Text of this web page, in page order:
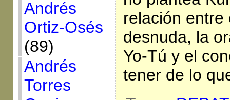
Andrés
Ortiz-Osés
(89)
Andrés
Torres
relación entre
desnuda, la
Yo-Tú y el
tener de lo